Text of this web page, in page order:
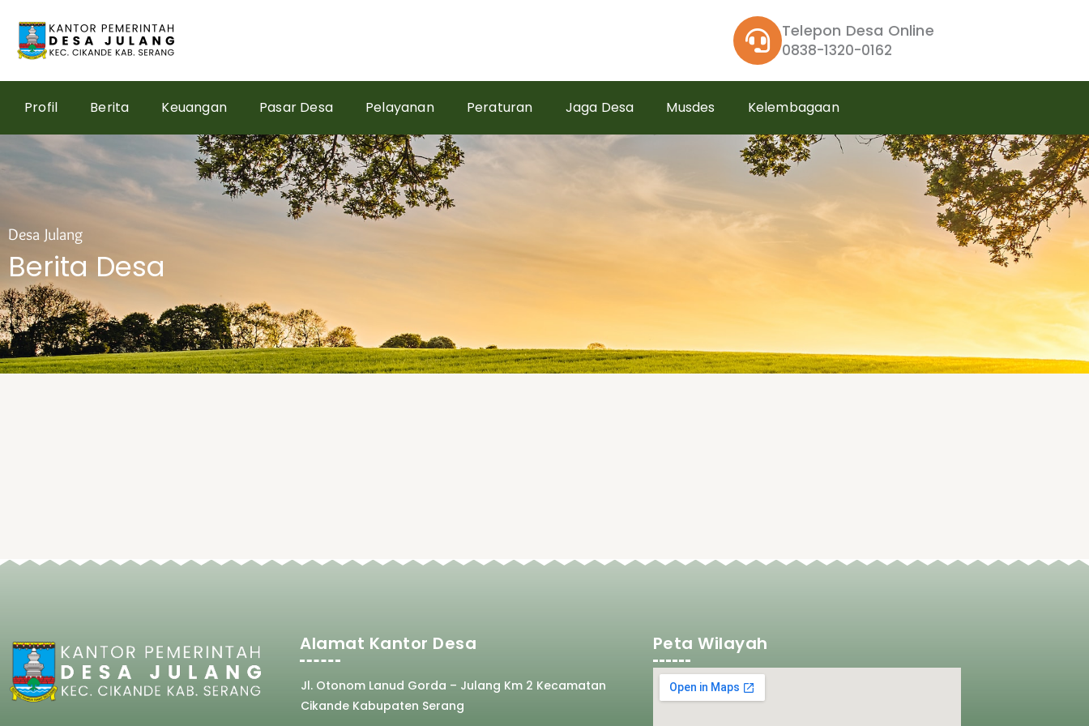
content
Telepon Desa Online
0838-1320-0162
Profil Berita Keuangan Pasar Desa Pelayanan Peraturan Jaga Desa Musdes Kelembagaan
Desa Julang
Berita Desa
Alamat Kantor Desa
Jl. Otonom Lanud Gorda – Julang Km 2 Kecamatan
Cikande Kabupaten Serang
Peta Wilayah